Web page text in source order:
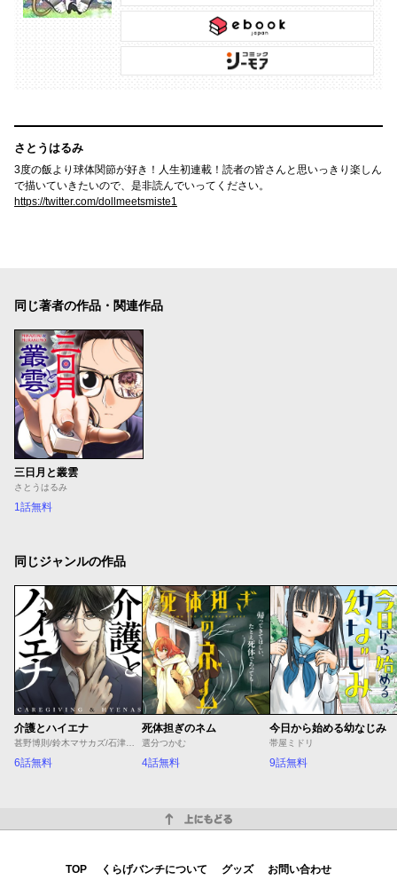
さとうはるみ
3度の飯より球体関節が好き！人生初連載！読者の皆さんと思いっきり楽しん
で描いていきたいので、是非読んでいってください。
https://twitter.com/dollmeetsmiste1
同じ著者の作品・関連作品
三日月と叢雲
さとうはるみ
1話無料
同じジャンルの作品
介護とハイエナ
6話無料
死体担ぎのネム
選分つかむ
4話無料
今日から始める幼なじみ
帯屋ミドリ
9話無料
TOP くらげバンチについて グッズ お問い合わせ